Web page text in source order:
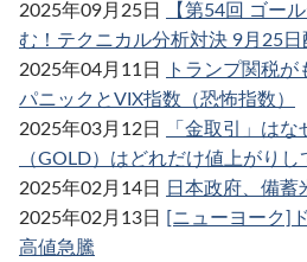
2025年09月25日
【第54回 ゴー
む！テクニカル分析対決 9月25
2025年04月11日
トランプ関税
パニックとVIX指数（恐怖指数）
2025年03月12日
「金取引」は
（GOLD）はどれだけ値上がりし
2025年02月14日
日本政府、備蓄
2025年02月13日
[ニューヨーク]
高値急騰